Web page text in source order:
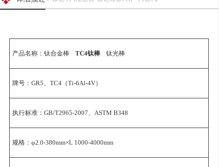
产品名称：钛合金棒 TC4钛棒 钛光棒
牌号：GR5、TC4（Ti-6Al-4V）
执行标准：GB/T2965-2007、ASTM B348
规格：φ2.0-380mm×L 1000-4000mm